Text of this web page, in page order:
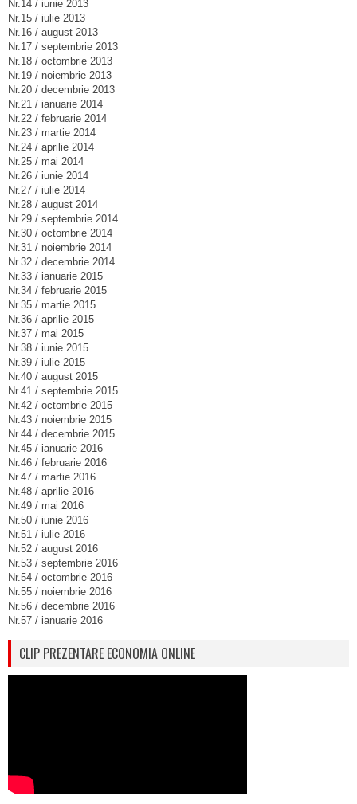
Nr.14 / iunie 2013
Nr.15 / iulie 2013
Nr.16 / august 2013
Nr.17 / septembrie 2013
Nr.18 / octombrie 2013
Nr.19 / noiembrie 2013
Nr.20 / decembrie 2013
Nr.21 / ianuarie 2014
Nr.22 / februarie 2014
Nr.23 / martie 2014
Nr.24 / aprilie 2014
Nr.25 / mai 2014
Nr.26 / iunie 2014
Nr.27 / iulie 2014
Nr.28 / august 2014
Nr.29 / septembrie 2014
Nr.30 / octombrie 2014
Nr.31 / noiembrie 2014
Nr.32 / decembrie 2014
Nr.33 / ianuarie 2015
Nr.34 / februarie 2015
Nr.35 / martie 2015
Nr.36 / aprilie 2015
Nr.37 / mai 2015
Nr.38 / iunie 2015
Nr.39 / iulie 2015
Nr.40 / august 2015
Nr.41 / septembrie 2015
Nr.42 / octombrie 2015
Nr.43 / noiembrie 2015
Nr.44 / decembrie 2015
Nr.45 / ianuarie 2016
Nr.46 / februarie 2016
Nr.47 / martie 2016
Nr.48 / aprilie 2016
Nr.49 / mai 2016
Nr.50 / iunie 2016
Nr.51 / iulie 2016
Nr.52 / august 2016
Nr.53 / septembrie 2016
Nr.54 / octombrie 2016
Nr.55 / noiembrie 2016
Nr.56 / decembrie 2016
Nr.57 / ianuarie 2016
CLIP PREZENTARE ECONOMIA ONLINE